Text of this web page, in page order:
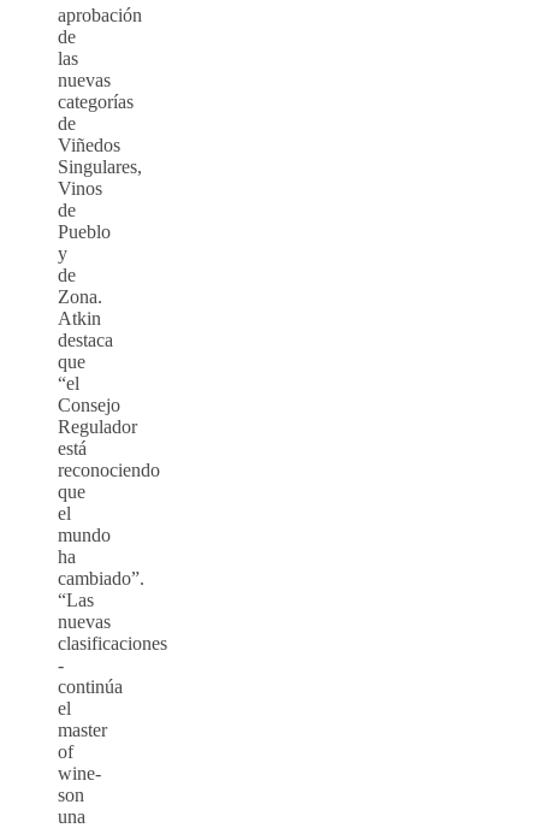
aprobación
de
las
nuevas
categorías
de
Viñedos
Singulares,
Vinos
de
Pueblo
y
de
Zona.
Atkin
destaca
que
“el
Consejo
Regulador
está
reconociendo
que
el
mundo
ha
cambiado”.
“Las
nuevas
clasificaciones
-
continúa
el
master
of
wine-
son
una